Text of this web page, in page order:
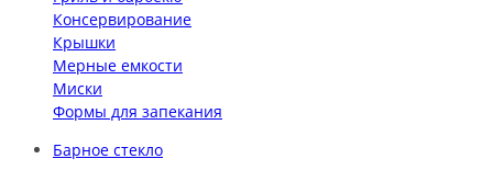
Консервирование
Крышки
Мерные емкости
Миски
Формы для запекания
Барное стекло